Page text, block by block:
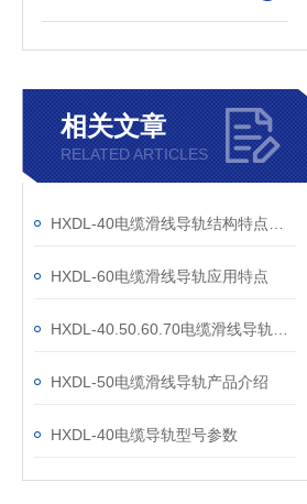
相关文章
RELATED ARTICLES
HXDL-60电缆滑线导轨应用特点
HXDL-50电缆滑线导轨产品介绍
HXDL-40电缆导轨型号参数